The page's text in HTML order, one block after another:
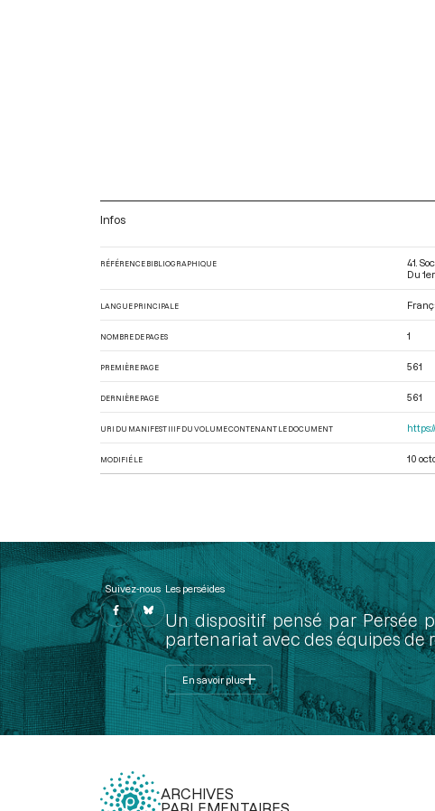
Infos
RÉFÉRENCE BIBLIOGRAPHIQUE
41.
Du
LANGUE PRINCIPALE
NOMBRE DE PAGES 1
PREMIÈRE PAGE 561
DERNIÈRE PAGE 561
URI DU MANIFEST IIIF DU VOLUME CONTENANT LE DOCUMENT
MODIFIÉ LE 10
Suivez-nous Les perséides
Un dispositif pensé par Persée
partenariat avec des équipes de
En savoir plus
ARCHIVES